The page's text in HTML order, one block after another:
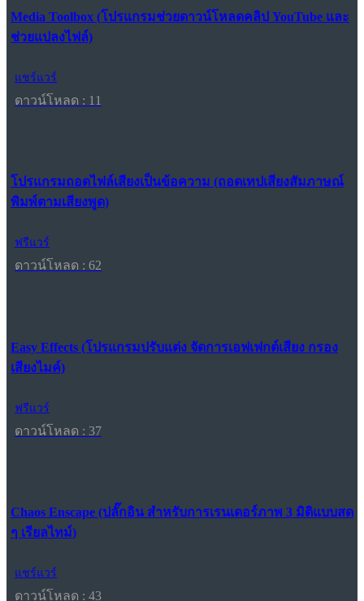
Media Toolbox (โปรแกรมช่วยดาวน์โหลดคลิป YouTube และ
ช่วยแปลงไฟล์)
แชร์แวร์
ดาวน์โหลด : 11
โปรแกรมถอดไฟล์เสียงเป็นข้อความ (ถอดเทปเสียงสัมภาษณ์
พิมพ์ตามเสียงพูด)
ฟรีแวร์
ดาวน์โหลด : 62
Easy Effects (โปรแกรมปรับแต่ง จัดการเอฟเฟกต์เสียง กรอง
เสียงไมค์)
ฟรีแวร์
ดาวน์โหลด : 37
Chaos Enscape (ปลั๊กอิน สำหรับการเรนเดอร์ภาพ 3 มิติแบบสด
ๆ เรียลไทม์)
แชร์แวร์
ดาวน์โหลด : 43